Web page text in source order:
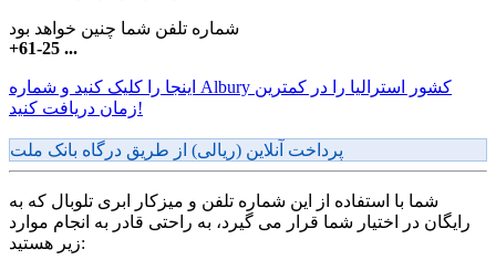
شماره تلفن شما چنین خواهد بود
+61-25 ...
اینجا را کلیک کنید و شماره Albury کشور استرالیا را در کمترین
زمان دریافت کنید!
پرداخت آنلاین (ریالی) از طریق درگاه بانک ملت
شما با استفاده از این شماره تلفن و میزکار ابری تلوبال که به
رایگان در اختیار شما قرار می گیرد، به راحتی قادر به انجام موارد
زیر هستید: